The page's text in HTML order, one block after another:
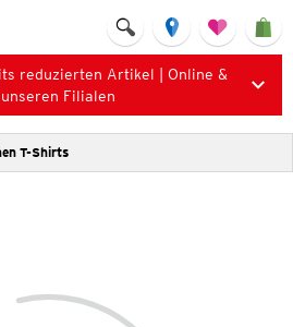
reduzierten Artikel | Online &
Filialen
T-Shirts